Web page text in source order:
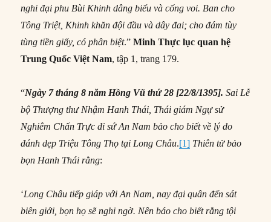
nghi đại phu Bùi Khinh dâng biểu và cống voi. Ban cho
Tông Triệt, Khinh khăn đội đầu và dây đai; cho đám tùy
tùng tiền giấy, có phân biệt.”Minh Thực lục quan hệ
Trung Quốc Việt Nam, tập 1, trang 179.
“Ngày 7 tháng 8 năm Hồng Vũ thứ 28 [22/8/1395]. Sai Lễ
bộ Thượng thư Nhậm Hanh Thái, Thái giám Ngự sử
Nghiêm Chấn Trực đi sứ An Nam bảo cho biết về lý do
đánh dẹp Triệu Tông Thọ tại Long Châu.[1] Thiên tử bảo
bọn Hanh Thái rằng:
‘Long Châu tiếp giáp với An Nam, nay đại quân đến sát
biên giới, bọn họ sẽ nghi ngờ. Nên báo cho biết rằng tội